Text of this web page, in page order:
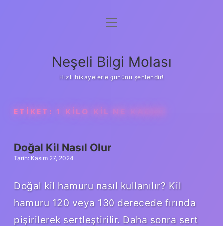
Anasayfa
Yasal Uyarı
menüyü
Neşeli Bilgi Molası
Hızlı hikayelerle gününü şenlendir!
ETIKET: 1 KILO KIL NE KADAR
Doğal Kil Nasıl Olur
Tarih: Kasım 27, 2024
Doğal kil hamuru nasıl kullanılır? Kil
hamuru 120 veya 130 derecede fırında
pişirilerek sertleştirilir. Daha sonra sert